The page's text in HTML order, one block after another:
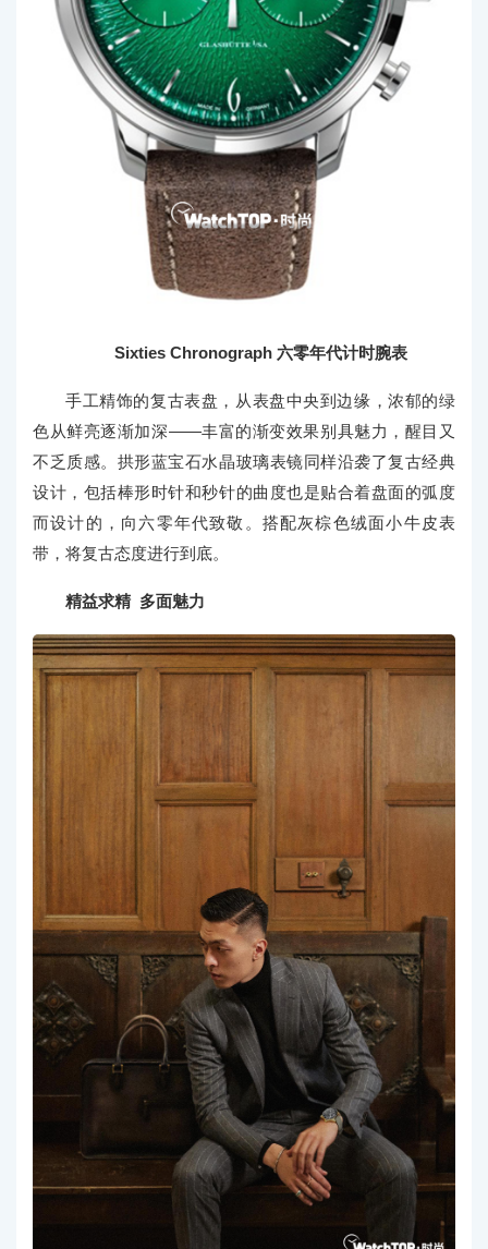
Sixties Chronograph 六零年代计时腕表
手工精饰的复古表盘，从表盘中央到边缘，浓郁的绿
色从鲜亮逐渐加深——丰富的渐变效果别具魅力，醒目又
不乏质感。拱形蓝宝石水晶玻璃表镜同样沿袭了复古经典
设计，包括棒形时针和秒针的曲度也是贴合着盘面的弧度
而设计的，向六零年代致敬。搭配灰棕色绒面小牛皮表
带，将复古态度进行到底。
精益求精 多面魅力